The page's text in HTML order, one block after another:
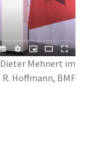
Mehnert im
Hoffmann, BMF